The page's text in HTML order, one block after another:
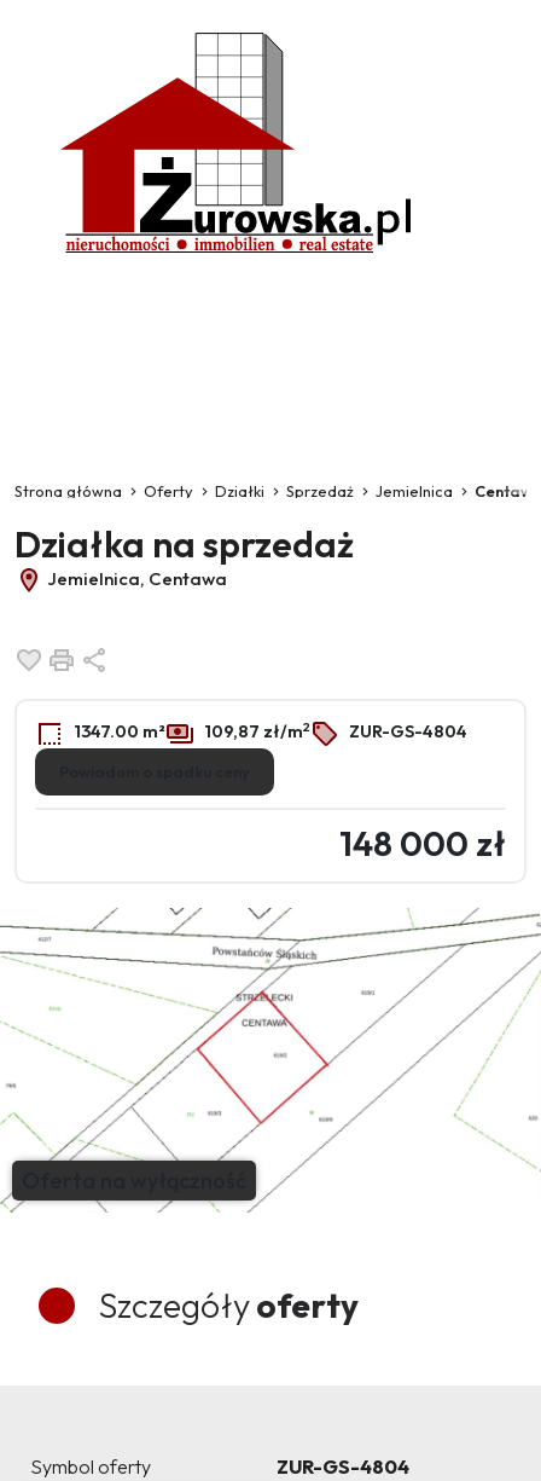
Strona główna Oferty Działki Sprzedaż Jemielnica
Działka na sprzedaż
Jemielnica, Centawa
Dodaj do ulubionych
Drukuj
1347.00 m² 109,87 zł/m2 ZUR-GS-4804
148 000 zł
Szczegółyoferty
Symbol oferty
ZUR-GS-4804